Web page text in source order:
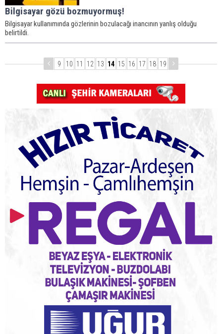
Bilgisayar gözü bozmuyormuş!
Bilgisayar kullanımında gözlerinin bozulacağı inancının yanlış olduğu
belirtildi.
9 10 11 12 13 14 15 16 17 18 19